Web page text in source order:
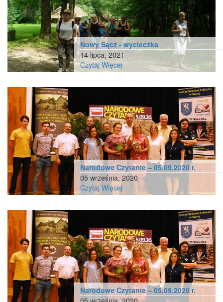
Nowy Sącz - wycieczka
14 lipca, 2021
Czytaj Więcej
Narodowe Czytanie – 05.09.2020 r.
05 września, 2020
Czytaj Więcej
Narodowe Czytanie – 05.09.2020 r.